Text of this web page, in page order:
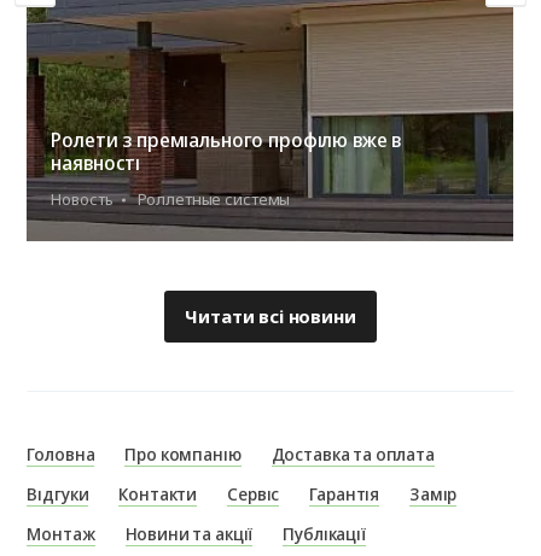
Ролети з преміального профілю вже в
наявності
Новость Роллетные системы
Читати всі новини
Головна Про компанію
Доставка та оплата
Відгуки
Контакти Сервіс Гарантія
Замір
Монтаж
Новини та акції
Публікації